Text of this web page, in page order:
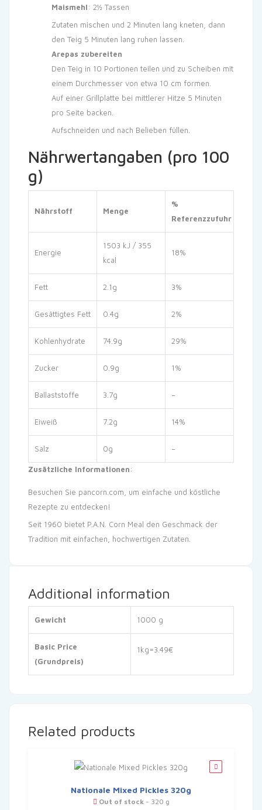
Maismehl: 2½ Tassen
Zutaten mischen und 2 Minuten lang kneten, dann
den Teig 5 Minuten lang ruhen lassen.
Arepas zubereiten
Den Teig in 10 Portionen teilen und zu Scheiben mit
einem Durchmesser von etwa 10 cm formen.
Auf einer Grillplatte bei mittlerer Hitze 5 Minuten
pro Seite backen.
Aufschneiden und nach Belieben füllen.
Nährwertangaben (pro 100
g)
Nährstoff Menge
%
Referenzzufuhr
Energie
1503 kJ / 355
kcal
18%
Fett 2.1g 3%
Gesättigtes Fett 0.4g 2%
Kohlenhydrate 74.9g 29%
Zucker 0.9g 1%
Ballaststoffe 3.7g –
Eiweiß 7.2g 14%
Salz 0g –
Zusätzliche Informationen:
Besuchen Sie pancorn.com, um einfache und köstliche
Rezepte zu entdecken!
Seit 1960 bietet P.A.N. Corn Meal den Geschmack der
Tradition mit einfachen, hochwertigen Zutaten.
Additional information
Gewicht 1000 g
Basic Price
(Grundpreis)
1kg=3.49€
Related products
Nationale Mixed Pickles 320g
Out of stock- 320 g